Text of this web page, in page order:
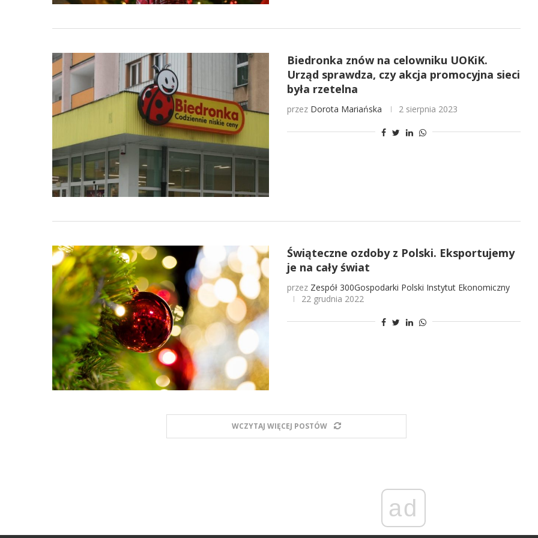
Biedronka znów na celowniku UOKiK.
Urząd sprawdza, czy akcja promocyjna sieci
była rzetelna
przez Dorota Mariańska 2 sierpnia 2023
Świąteczne ozdoby z Polski. Eksportujemy
je na cały świat
przez Zespół 300Gospodarki Polski Instytut Ekonomiczny
22 grudnia 2022
WCZYTAJ WIĘCEJ POSTÓW
ad